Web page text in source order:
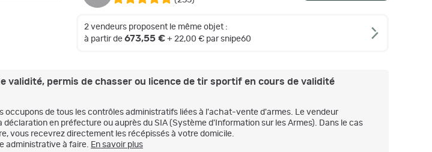
2 vendeurs proposent le même objet :
à partir de 673,55 € + 22,00 € par snipe60
validité, permis de chasser ou licence de tir sportif en cours de validité
occupons de tous les contrôles administratifs liées à l'achat-vente d'armes. Le vendeur
déclaration en préfecture ou auprès du SIA (Système d'Information sur les Armes). Dans le cas
vous recevrez directement les récépissés à votre domicile.
administrative à faire. En savoir plus